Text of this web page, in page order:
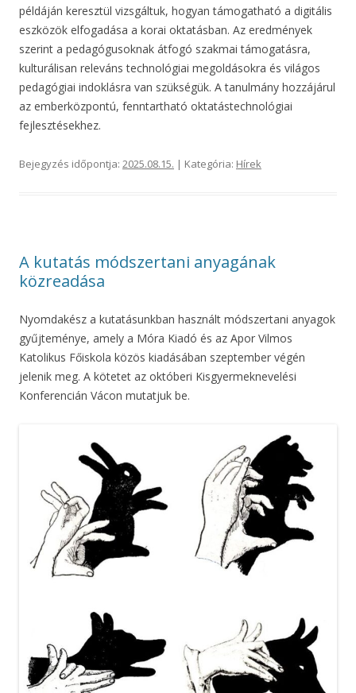
példáján keresztül vizsgáltuk, hogyan támogatható a digitális
eszközök elfogadása a korai oktatásban. Az eredmények
szerint a pedagógusoknak átfogó szakmai támogatásra,
kulturálisan releváns technológiai megoldásokra és világos
pedagógiai indoklásra van szükségük. A tanulmány hozzájárul
az emberközpontú, fenntartható oktatástechnológiai
fejlesztésekhez.
Bejegyzés időpontja: 2025.08.15. | Kategória: Hírek
A kutatás módszertani anyagának
közreadása
Nyomdakész a kutatásunkban használt módszertani anyagok
gyűjteménye, amely a Móra Kiadó és az Apor Vilmos
Katolikus Főiskola közös kiadásában szeptember végén
jelenik meg. A kötetet az októberi Kisgyermeknevelési
Konferencián Vácon mutatjuk be.